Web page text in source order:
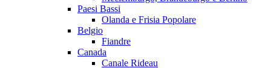
Paesi Bassi
Olanda e Frisia Popolare
Belgio
Fiandre
Canada
Canale Rideau